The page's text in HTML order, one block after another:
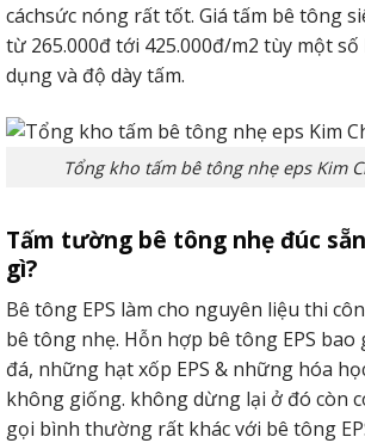
cáchsức nóng rất tốt. Giá tấm bê tông
từ 265.000đ tới 425.000đ/m2 tùy một
dụng và độ dày tấm.
Tổng kho tấm bê tông nhẹ eps Kim
Tấm tường bê tông nhẹ đúc
gì?
Bê tông EPS làm cho nguyên liệu thi
bê tông nhẹ. Hỗn hợp bê tông EPS bao
đá, những hạt xốp EPS & những hóa
không giống. không dừng lại ở đó còn
gọi bình thường rất khác với bê tông